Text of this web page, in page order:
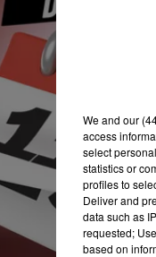
We and our
access
select
statistics or
profiles to
Deliver and
data such as
requested;
based on